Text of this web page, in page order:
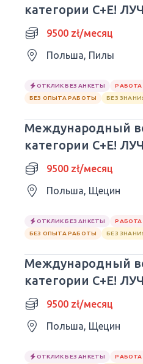
категории C+E!
РАБОТОДАТЕЛЬ!! 3/
злотых
9500 zł/месяц
Польша, Пилы
ОТКЛИК БЕЗ АНКЕТЫ
РАБОТА
БЕЗ ОПЫТА РАБОТЫ
БЕЗ
Международный
категории C+E!
РАБОТОДАТЕЛЬ!! 3/
злотых
9500 zł/месяц
Польша, Щецин
ОТКЛИК БЕЗ АНКЕТЫ
РАБОТА
БЕЗ ОПЫТА РАБОТЫ
БЕЗ
Международный
категории C+E!
РАБОТОДАТЕЛЬ!! 3/
злотых
9500 zł/месяц
Польша, Щецин
ОТКЛИК БЕЗ АНКЕТЫ
РАБОТА